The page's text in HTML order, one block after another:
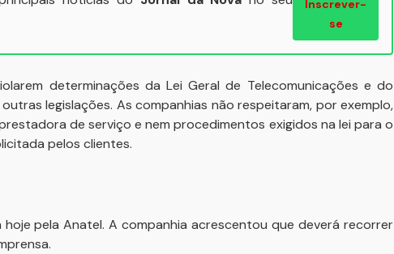
Inscrever-
se
determinações da Lei Geral de Telecomunicações e do
legislações. As companhias não respeitaram, por exemplo,
de serviço e nem procedimentos exigidos na lei para o
pelos clientes.
pela Anatel. A companhia acrescentou que deverá recorrer